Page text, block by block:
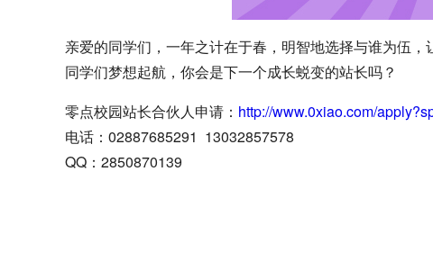
亲爱的同学们，一年之计在于春，明智地选择与谁为伍
同学们梦想起航，你会是下一个成长蜕变的站长吗？
零点校园站长合伙人申请： http://www.0xiao.com/
电话：02887685291 13032857578
QQ：2850870139